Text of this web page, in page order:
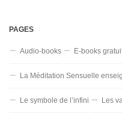
PAGES
Audio-books E-books
La Méditation Sensuelle
Le symbole de l’infini Les